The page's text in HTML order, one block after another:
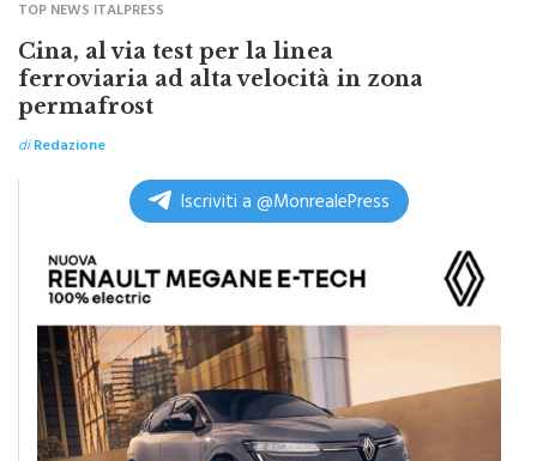
Cina, al via test per la linea
ferroviaria ad alta velocità in zona
permafrost
diRedazione
Iscriviti a @MonrealePress